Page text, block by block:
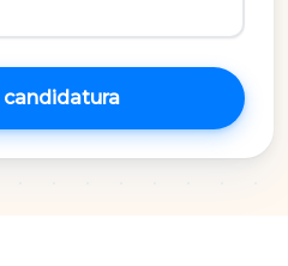
candidatura